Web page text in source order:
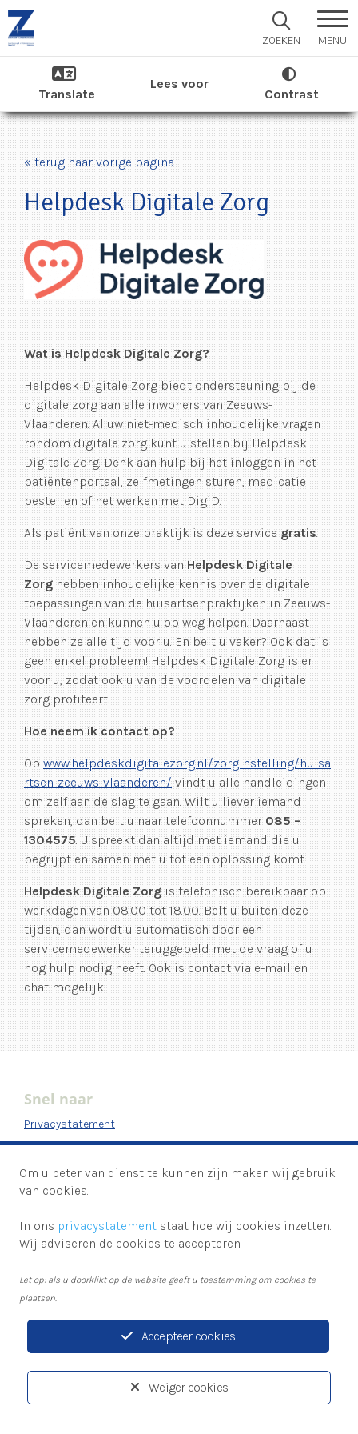
ZOEKEN MENU
Translate
Lees voor
Contrast
« terug naar vorige pagina
Helpdesk Digitale Zorg
Wat is Helpdesk Digitale Zorg?
Helpdesk Digitale Zorg biedt ondersteuning bij de
digitale zorg aan alle inwoners van Zeeuws-
Vlaanderen. Al uw niet-medisch inhoudelijke vragen
rondom digitale zorg kunt u stellen bij Helpdesk
Digitale Zorg. Denk aan hulp bij het inloggen in het
patiëntenportaal, zelfmetingen sturen, medicatie
bestellen of het werken met DigiD.
Als patiënt van onze praktijk is deze servicegratis.
De servicemedewerkers vanHelpdesk Digitale
Zorghebben inhoudelijke kennis over de digitale
toepassingen van de huisartsenpraktijken in Zeeuws-
Vlaanderen en kunnen u op weg helpen. Daarnaast
hebben ze alle tijd voor u. En belt u vaker? Ook dat is
geen enkel probleem! Helpdesk Digitale Zorg is er
voor u, zodat ook u van de voordelen van digitale
zorg profiteert.
Hoe neem ik contact op?
Opwww.helpdeskdigitalezorg.nl/zorginstelling/huisa
rtsen-zeeuws-vlaanderen/vindt u alle handleidingen
om zelf aan de slag te gaan. Wilt u liever iemand
spreken, dan belt u naar telefoonnummer085 –
1304575. U spreekt dan altijd met iemand die u
begrijpt en samen met u tot een oplossing komt.
Helpdesk Digitale Zorgis telefonisch bereikbaar op
werkdagen van 08.00 tot 18.00. Belt u buiten deze
tijden, dan wordt u automatisch door een
servicemedewerker teruggebeld met de vraag of u
nog hulp nodig heeft. Ook is contact via e-mail en
chat mogelijk.
Snel naar
Privacystatement
Disclaimer
Volg ons
Weiger cookies
Accepteer cookies
Om u beter van dienst te kunnen zijn maken wij gebruik
van cookies.
In ons privacystatement staat hoe wij cookies inzetten.
Wij adviseren de cookies te accepteren.
Let op: als u doorklikt op de website geeft u toestemming om cookies te
plaatsen.